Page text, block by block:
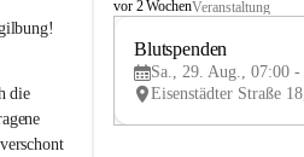
die
B
e
vor 2 WochenVeranstaltung
Blutspenden
Sa., 29. Aug., 07:00 -